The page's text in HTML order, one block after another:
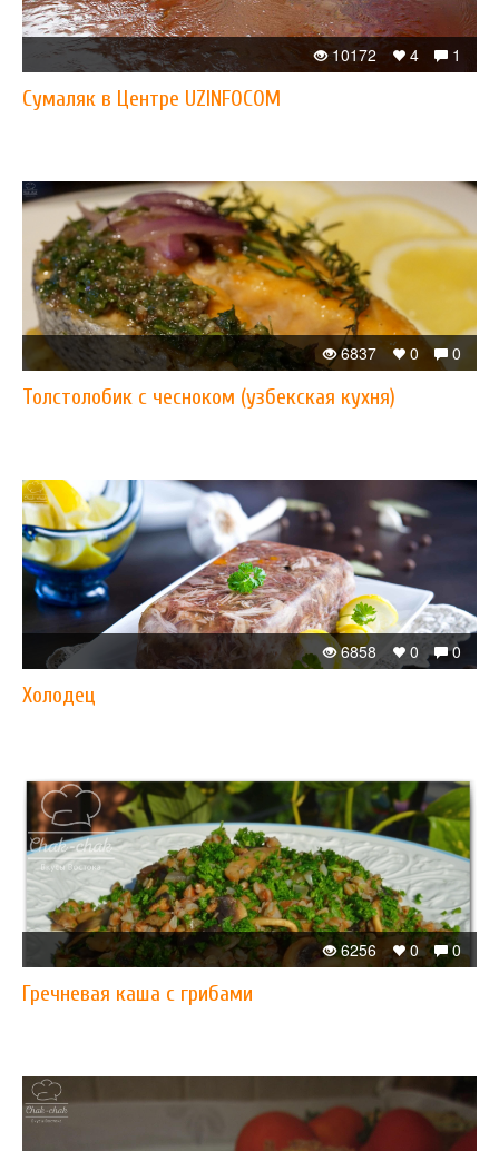
1
4
10172
Сумаляк в Центре UZINFOCOM
0
0
6837
Толстолобик с чесноком (узбекская кухня)
0
0
6858
Холодец
0
0
6256
​Гречневая каша с грибами